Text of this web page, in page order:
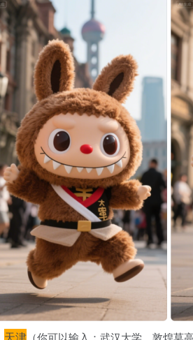
（你可以输入：武汉大学、敦煌莫